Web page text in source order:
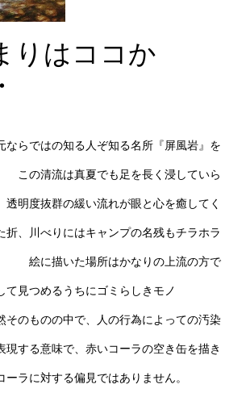
りはココか
ならではの知る人ぞ知る名所『屏風岩』を
の清流は真夏でも足を長く浸していら
透明度抜群の緩い流れが眼と心を癒してく
、川べりにはキャンプの名残もチラホラ
絵に描いた場所はかなりの上流の方で
て見つめるうちにゴミらしきモノ
のものの中で、人の行為によっての汚染
現する意味で、赤いコーラの空き缶を描き
ーラに対する偏見ではありません。